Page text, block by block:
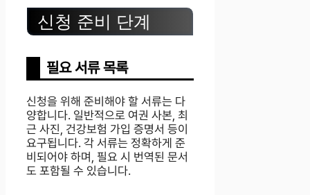
신청 준비 단계
필요 서류 목록
신청을 위해 준비해야 할 서류는 다
양합니다. 일반적으로 여권 사본, 최
근 사진, 건강보험 가입 증명서 등이
요구됩니다. 각 서류는 정확하게 준
비되어야 하며, 필요 시 번역된 문서
도 포함될 수 있습니다.